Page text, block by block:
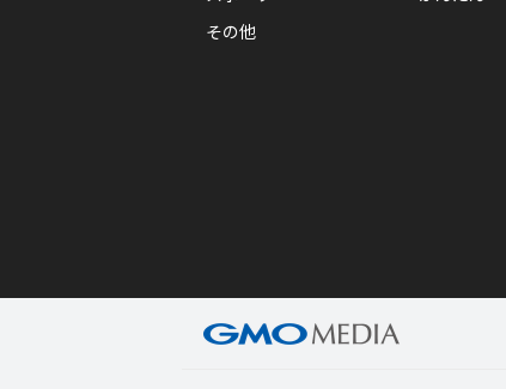
その他